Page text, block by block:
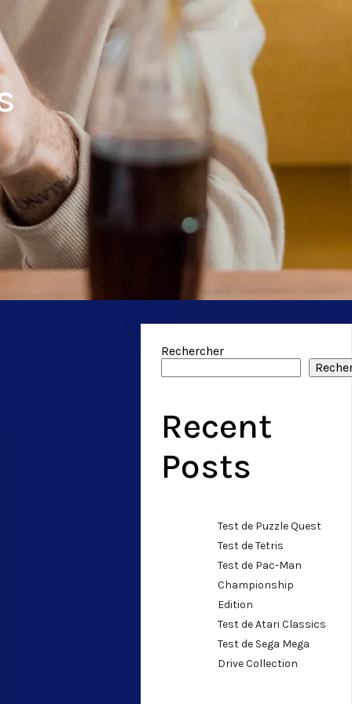
Rechercher
Recent
Posts
Test de Puzzle Quest
Test de Tetris
Test de Pac-Man
Championship
Edition
Test de Atari Classics
Test de Sega Mega
Drive Collection